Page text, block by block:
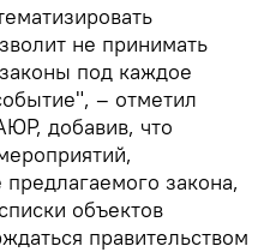
не принимать
под каждое
– отметил
добавив, что
закона,
объектов
правительством